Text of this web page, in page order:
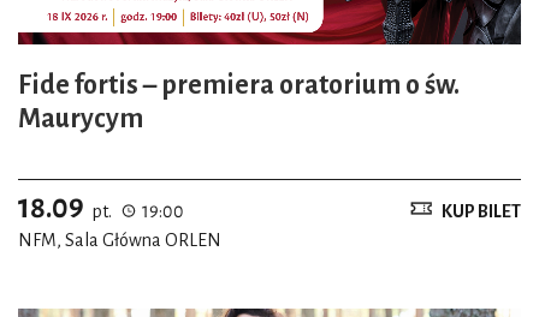
Fide fortis – premiera oratorium o św.
Maurycym
18.09 pt.
19:00
NFM, Sala Główna ORLEN
KUP BILET